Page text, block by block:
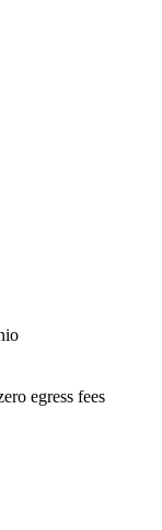
egress fees